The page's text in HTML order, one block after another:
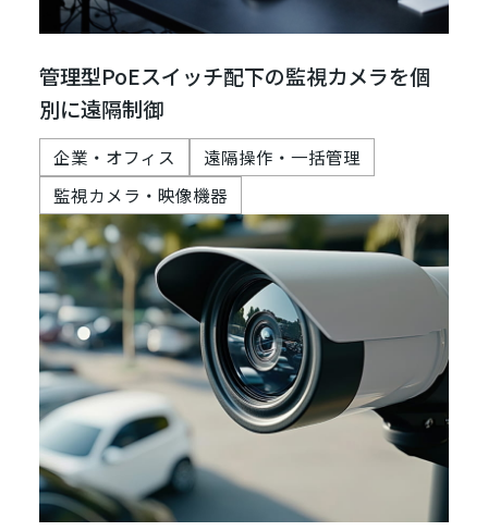
管理型PoEスイッチ配下の監視カメラを個
別に遠隔制御
企業・オフィス
遠隔操作・一括管理
監視カメラ・映像機器